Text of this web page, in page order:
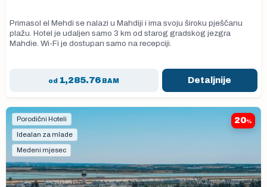
Primasol el Mehdi se nalazi u Mahdiji i ima svoju široku pješčanu
plažu. Hotel je udaljen samo 3 km od starog gradskog jezgra
Mahdie. Wi-Fi je dostupan samo na recepciji.
od 1,285.76 BAM Detaljnije
Porodični Hoteli
Idealan za mlade
Medeni mjesec
20%